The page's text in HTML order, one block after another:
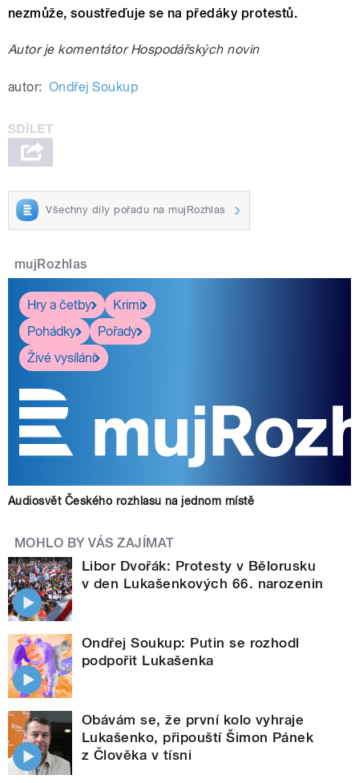
nezmůže, soustřeďuje se na předáky protestů.
Autor je komentátor Hospodářských novin
autor: Ondřej Soukup
Všechny díly pořadu na mujRozhlas
mujRozhlas
Hry a četby
Krimi
Pohádky
Pořady
Živé vysílání
Audiosvět Českého rozhlasu na jednom místě
MOHLO BY VÁS ZAJÍMAT
Libor Dvořák: Protesty v Bělorusku
v den Lukašenkových 66. narozenin
Ondřej Soukup: Putin se rozhodl
podpořit Lukašenka
Obávám se, že první kolo vyhraje
Lukašenko, připouští Šimon Pánek
z Člověka v tísni